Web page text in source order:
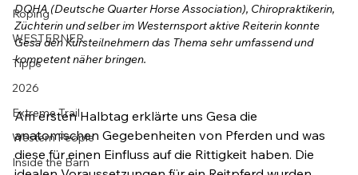
Roping
WESTERNER
Tipps
2026
Extreme Trail
Western People
Inside the Barn
DQHA (Deutsche Quarter Horse Association), Chiropraktikerin,
Züchterin und selber im Westernsport aktive Reiterin konnte
Gesa den Kursteilnehmern das Thema sehr umfassend und
kompetent näher bringen.
Am ersten Halbtag erklärte uns Gesa die
anatomischen Gegebenheiten von Pferden und was
diese für einen Einfluss auf die Rittigkeit haben. Die